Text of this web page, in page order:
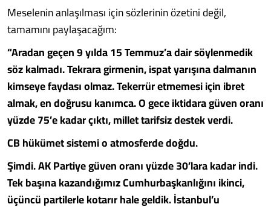
Meselenin anlaşılması için sözlerinin özetini değil,
tamamını paylaşacağım:
“Aradan geçen 9 yılda 15 Temmuz’a dair söylenmedik
söz kalmadı. Tekrara girmenin, ispat yarışına dalmanın
kimseye faydası olmaz. Tekerrür etmemesi için ibret
almak, en doğrusu kanımca. O gece iktidara güven oranı
yüzde 75’e kadar çıktı, millet tarifsiz destek verdi.
CB hükümet sistemi o atmosferde doğdu.
Şimdi. AK Partiye güven oranı yüzde 30’lara kadar indi.
Tek başına kazandığımız Cumhurbaşkanlığını ikinci,
üçüncü partilerle kotarır hale geldik. İstanbul’u